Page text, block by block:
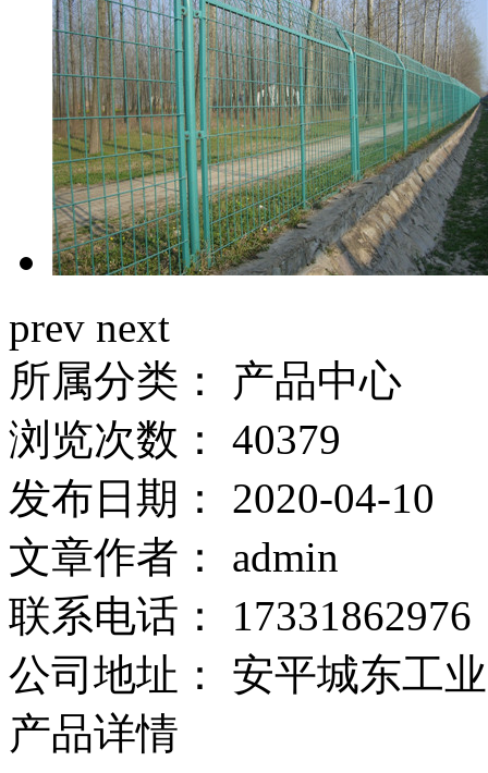
prev next
所属分类：
产品中心
浏览次数：
40379
发布日期：
2020-04-10
文章作者：
admin
联系电话：
17331862976
公司地址：
安平城东工
产品详情